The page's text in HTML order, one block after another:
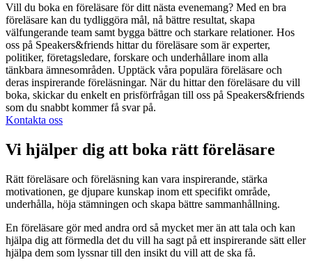
Vill du boka en föreläsare för ditt nästa evenemang? Med en bra
föreläsare kan du tydliggöra mål, nå bättre resultat, skapa
välfungerande team samt bygga bättre och starkare relationer. Hos
oss på Speakers&friends hittar du föreläsare som är experter,
politiker, företagsledare, forskare och underhållare inom alla
tänkbara ämnesområden. Upptäck våra populära föreläsare och
deras inspirerande föreläsningar. När du hittar den föreläsare du vill
boka, skickar du enkelt en prisförfrågan till oss på Speakers&friends
som du snabbt kommer få svar på.
Kontakta oss
Vi hjälper dig att boka rätt föreläsare
Rätt föreläsare och föreläsning kan vara inspirerande, stärka
motivationen, ge djupare kunskap inom ett specifikt område,
underhålla, höja stämningen och skapa bättre sammanhållning.
En föreläsare gör med andra ord så mycket mer än att tala och kan
hjälpa dig att förmedla det du vill ha sagt på ett inspirerande sätt eller
hjälpa dem som lyssnar till den insikt du vill att de ska få.